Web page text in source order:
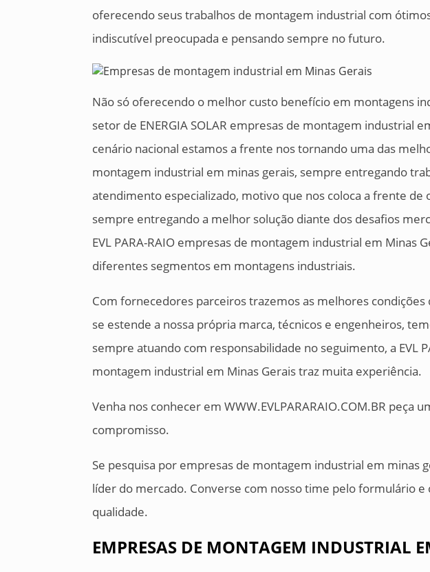
oferecendo seus trabalhos de montagem industrial com
indiscutível preocupada e pensando sempre no futuro.
Não só oferecendo o melhor custo benefício em montagens
setor de ENERGIA SOLAR empresas de montagem industrial
cenário nacional estamos a frente nos tornando uma das
montagem industrial em minas gerais, sempre entregando
atendimento especializado, motivo que nos coloca a frente de
sempre entregando a melhor solução diante dos desafios
EVL PARA-RAIO empresas de montagem industrial em Minas
diferentes segmentos em montagens industriais.
Com fornecedores parceiros trazemos as melhores condições
se estende a nossa própria marca, técnicos e engenheiros,
sempre atuando com responsabilidade no seguimento, a EVL
montagem industrial em Minas Gerais traz muita experiência.
Venha nos conhecer em WWW.EVLPARARAIO.COM.BR peça
compromisso.
Se pesquisa por empresas de montagem industrial em minas
líder do mercado. Converse com nosso time pelo formulário e
qualidade.
EMPRESAS DE MONTAGEM INDUSTRIAL